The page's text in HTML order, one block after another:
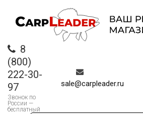
8
(800)
222-30-
97
Звонок по
России —
бесплатный
sale@carpleader.ru